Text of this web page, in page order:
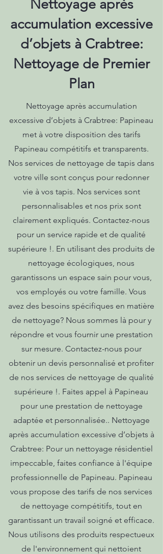
Nettoyage après
accumulation excessive
d’objets à Crabtree:
Nettoyage de Premier
Plan
Nettoyage après accumulation
excessive d’objets à Crabtree: Papineau
met à votre disposition des tarifs
Papineau compétitifs et transparents.
Nos services de nettoyage de tapis dans
votre ville sont conçus pour redonner
vie à vos tapis. Nos services sont
personnalisables et nos prix sont
clairement expliqués. Contactez-nous
pour un service rapide et de qualité
supérieure !. En utilisant des produits de
nettoyage écologiques, nous
garantissons un espace sain pour vous,
vos employés ou votre famille. Vous
avez des besoins spécifiques en matière
de nettoyage? Nous sommes là pour y
répondre et vous fournir une prestation
sur mesure. Contactez-nous pour
obtenir un devis personnalisé et profiter
de nos services de nettoyage de qualité
supérieure !. Faites appel à Papineau
pour une prestation de nettoyage
adaptée et personnalisée.. Nettoyage
après accumulation excessive d’objets à
Crabtree: Pour un nettoyage résidentiel
impeccable, faites confiance à l'équipe
professionnelle de Papineau. Papineau
vous propose des tarifs de nos services
de nettoyage compétitifs, tout en
garantissant un travail soigné et efficace.
Nous utilisons des produits respectueux
de l'environnement qui nettoient